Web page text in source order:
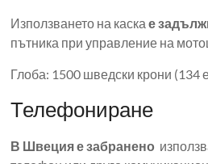
Използването на каскае
пътника при управление на
Глоба: 1500 шведски крони (134
Телефониране
В Швеция е забранено